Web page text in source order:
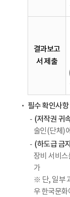
결과보고
서 제출
필수 확인사항
(저작권 귀
술인(단체)
(하도급 금
장비 서비
가
※ 단, 일부
우 한국문